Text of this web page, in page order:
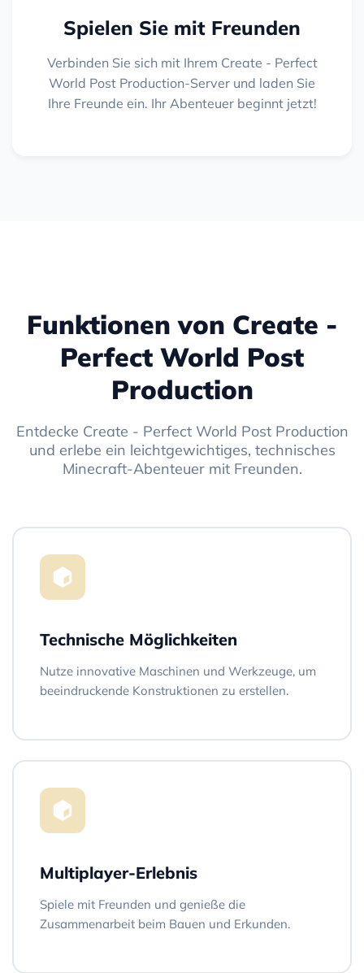
Spielen Sie mit Freunden
Verbinden Sie sich mit Ihrem Create - Perfect
World Post Production-Server und laden Sie
Ihre Freunde ein. Ihr Abenteuer beginnt jetzt!
Funktionen von Create -
Perfect World Post
Production
Entdecke Create - Perfect World Post Production
und erlebe ein leichtgewichtiges, technisches
Minecraft-Abenteuer mit Freunden.
Technische Möglichkeiten
Nutze innovative Maschinen und Werkzeuge, um
beeindruckende Konstruktionen zu erstellen.
Multiplayer-Erlebnis
Spiele mit Freunden und genieße die
Zusammenarbeit beim Bauen und Erkunden.